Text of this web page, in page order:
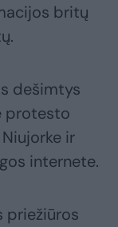
britų
dešimtys
protesto
ir
internete.
priežiūros